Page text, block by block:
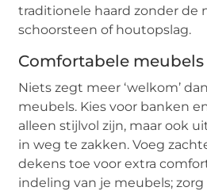
traditionele haard zonder de
schoorsteen of houtopslag.
Comfortabele meubels
Niets zegt meer ‘welkom’
meubels. Kies voor banken
alleen stijlvol zijn, maar ook
in weg te zakken. Voeg
dekens toe voor extra
indeling van je meubels;